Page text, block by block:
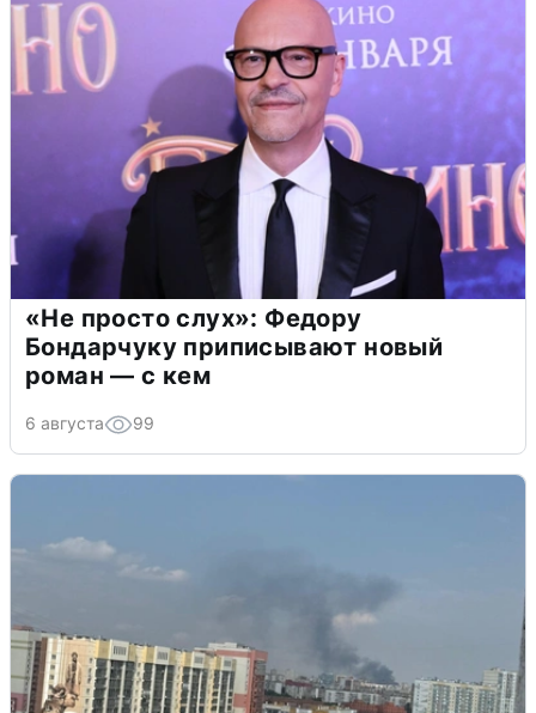
«Не просто слух»: Федору
Бондарчуку приписывают новый
роман — с кем
6 августа 99